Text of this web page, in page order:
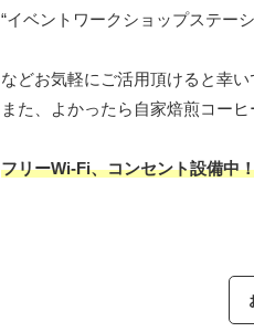
“イベントワークショップステー
などお気軽にご活用頂けると幸い
また、よかったら自家焙煎コー
フリーWi-Fi、コンセント設備中